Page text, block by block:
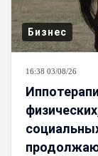
Бизнес
16:38 03/08/26